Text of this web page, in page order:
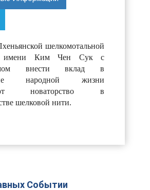
шелкомотальной
имени Ким Чен Сук с
внести вклад в
народной жизни
новаторство в
шелковой нити.
Событии